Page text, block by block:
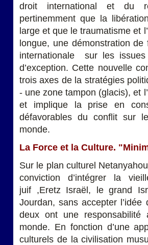
droit international et du
pertinemment que la
large et que le traumatisme et
longue, une démonstration
internationale sur les issues
d’exception. Cette nouvelle
trois axes de la stratégies
- une zone tampon (glacis), et
et implique la prise en
défavorables du conflit sur
monde.
La Force et la Culture.
Sur le plan culturel
conviction d’intégrer la
juif ,Eretz Israël, le grand
Jourdan, sans accepter
deux ont une responsabilité
monde. En fonction d’une
culturels de la civilisation